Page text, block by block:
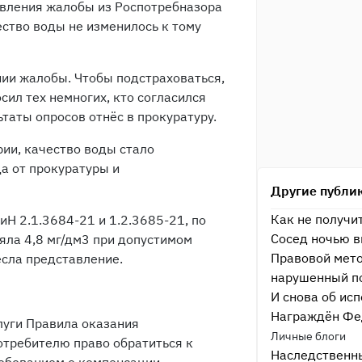
жалобы из Роспотребназора
воды не изменилось к тому
жалобы. Чтобы подстраховаться,
тех немногих, кто согласился
опросов отнёс в прокуратуру.
качество воды стало
от прокуратуры и
2.1.3684-21 и 1.2.3685-21, по
4,8 мг/дм3 при допустимом
представление.
Правила оказания
право обратиться к
Другие
Как не
Сосед ночью
Правовой
нарушенный
И снова об
Награждён
Личные блоги